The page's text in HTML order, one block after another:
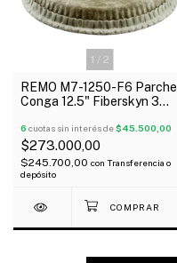
1 / 2
REMO M7-1250-F6 Parche
Conga 12.5" Fiberskyn 3
6 cuotas sin interés de$45.500,00
$273.000,00
$245.700,00 con Transferencia o
depósito